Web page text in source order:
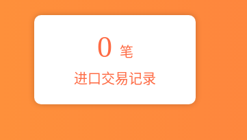
0 笔
进口交易记录